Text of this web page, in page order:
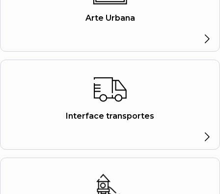
Arte Urbana
Interface transportes